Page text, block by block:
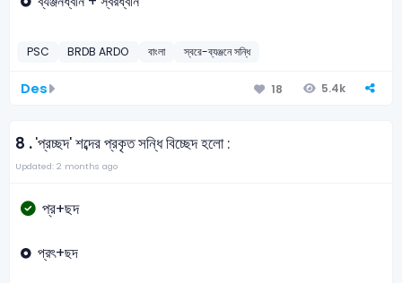
PSC BRDB ARDO বাংলা স্বরে-ব্যঞ্জনে সন্ধি
Des 18 5.4k
8 .'প্রচ্ছদ' শব্দের প্রকৃত সন্ধি বিচ্ছেদ হলো :
Updated: 2 months ago
প্র+ছদ
প্রৎ+ছদ